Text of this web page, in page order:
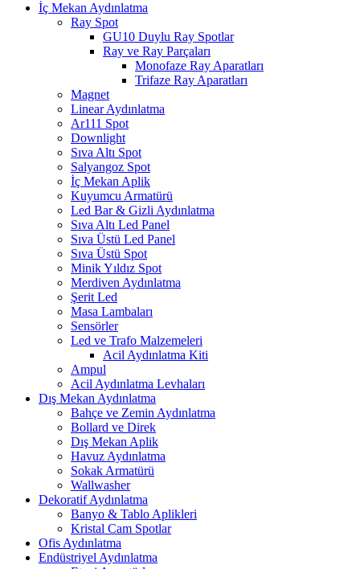
İç Mekan Aydınlatma
Ray Spot
GU10 Duylu Ray Spotlar
Ray ve Ray Parçaları
Monofaze Ray Aparatları
Trifaze Ray Aparatları
Magnet
Linear Aydınlatma
Ar111 Spot
Downlight
Sıva Altı Spot
Salyangoz Spot
İç Mekan Aplik
Kuyumcu Armatürü
Led Bar & Gizli Aydınlatma
Sıva Altı Led Panel
Sıva Üstü Led Panel
Sıva Üstü Spot
Minik Yıldız Spot
Merdiven Aydınlatma
Şerit Led
Masa Lambaları
Sensörler
Led ve Trafo Malzemeleri
Acil Aydınlatma Kiti
Ampul
Acil Aydınlatma Levhaları
Dış Mekan Aydınlatma
Bahçe ve Zemin Aydınlatma
Bollard ve Direk
Dış Mekan Aplik
Havuz Aydınlatma
Sokak Armatürü
Wallwasher
Dekoratif Aydınlatma
Banyo & Tablo Aplikleri
Kristal Cam Spotlar
Ofis Aydınlatma
Endüstriyel Aydınlatma